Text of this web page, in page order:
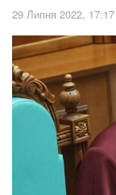
29 Липня 2022, 17:17